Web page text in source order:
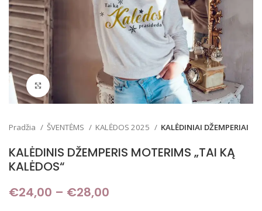
Pradžia ŠVENTĖMS KALĖDOS 2025 KALĖDINIAI DŽEMPERIAI
KALĖDINIS DŽEMPERIS MOTERIMS „TAI KĄ
KALĖDOS“
€24,00 – €28,00